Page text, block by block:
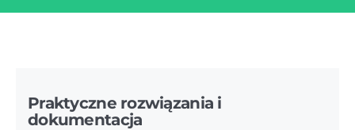
Praktyczne rozwiązania i
dokumentacja